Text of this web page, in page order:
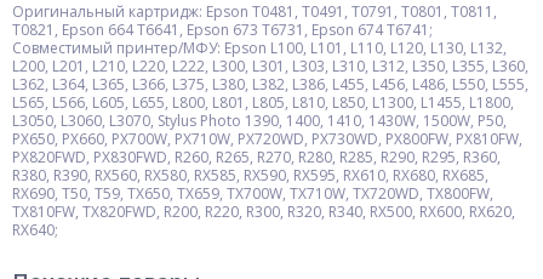
Оригинальный картридж: Epson T0481, T0491, T0791, T0801, T0811,
T0821, Epson 664 T6641, Epson 673 T6731, Epson 674 T6741;
Совместимый принтер/МФУ: Epson L100, L101, L110, L120, L130, L132,
L200, L201, L210, L220, L222, L300, L301, L303, L310, L312, L350, L355, L360,
L362, L364, L365, L366, L375, L380, L382, L386, L455, L456, L486, L550, L555,
L565, L566, L605, L655, L800, L801, L805, L810, L850, L1300, L1455, L1800,
L3050, L3060, L3070, Stylus Photo 1390, 1400, 1410, 1430W, 1500W, P50,
PX650, PX660, PX700W, PX710W, PX720WD, PX730WD, PX800FW, PX810FW,
PX820FWD, PX830FWD, R260, R265, R270, R280, R285, R290, R295, R360,
R380, R390, RX560, RX580, RX585, RX590, RX595, RX610, RX680, RX685,
RX690, T50, T59, TX650, TX659, TX700W, TX710W, TX720WD, TX800FW,
TX810FW, TX820FWD, R200, R220, R300, R320, R340, RX500, RX600, RX620,
RX640;